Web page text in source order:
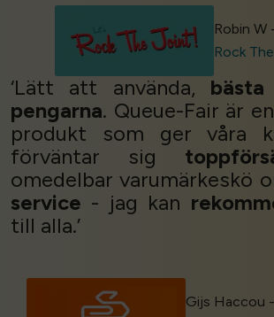
Robin W
Rock
‘Lätt att använda,
pengarna. Queue-Fair är en
produkt som ger våra
förväntar sig
omedelbar varumärkeskö
service - jag kan
till alla.’
Gijs Haccou